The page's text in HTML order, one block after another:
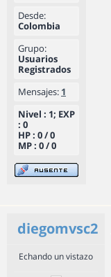
Desde:
Colombia
Grupo:
Usuarios
Registrados
Mensajes: 1
Nivel : 1; EXP
: 0
HP : 0 / 0
MP : 0 / 0
diegomvsc2
Echando un vistazo